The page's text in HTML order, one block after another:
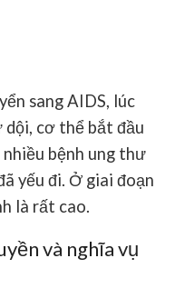
sang AIDS, lúc
dội, cơ thể bắt đầu
bệnh ung thư
yếu đi. Ở giai đoạn
là rất cao.
và nghĩa vụ